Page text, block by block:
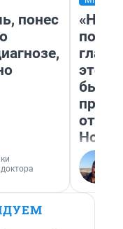
понес
этого
бьет